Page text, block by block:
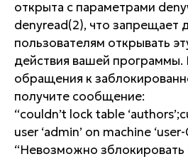
открыта с параметрами
denyread(2), что запрещает
пользователям открывать
действия вашей
обращения к
получите сообщение:
“couldn’t lock table
user ‘admin’ on machine
“Невозможно зблокировать